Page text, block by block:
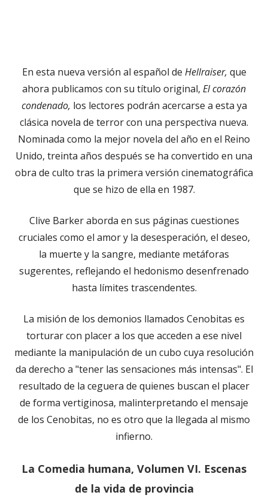
En esta nueva versión al español de Hellraiser, que
ahora publicamos con su título original, El corazón
condenado, los lectores podrán acercarse a esta ya
clásica novela de terror con una perspectiva nueva.
Nominada como la mejor novela del año en el Reino
Unido, treinta años después se ha convertido en una
obra de culto tras la primera versión cinematográfica
que se hizo de ella en 1987.
Clive Barker aborda en sus páginas cuestiones
cruciales como el amor y la desesperación, el deseo,
la muerte y la sangre, mediante metáforas
sugerentes, reflejando el hedonismo desenfrenado
hasta límites trascendentes.
La misión de los demonios llamados Cenobitas es
torturar con placer a los que acceden a ese nivel
mediante la manipulación de un cubo cuya resolución
da derecho a "tener las sensaciones más intensas". El
resultado de la ceguera de quienes buscan el placer
de forma vertiginosa, malinterpretando el mensaje
de los Cenobitas, no es otro que la llegada al mismo
infierno.
La Comedia humana, Volumen VI. Escenas
de la vida de provincia